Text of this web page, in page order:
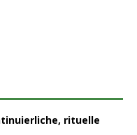
rituelle